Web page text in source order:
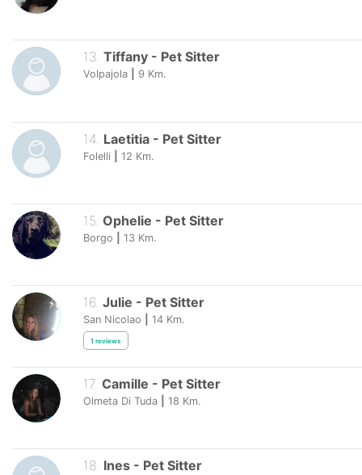
13. Tiffany - Pet Sitter
Volpajola 9 Km.
14 Laetitia - Pet Sitter
Folelli 12 Km.
15 Ophelie - Pet Sitter
Borgo 13 Km.
16 Julie - Pet Sitter
San Nicolao 14 Km.
1 reviews
17. Camille - Pet Sitter
Olmeta Di Tuda 18 Km.
18. Ines - Pet Sitter